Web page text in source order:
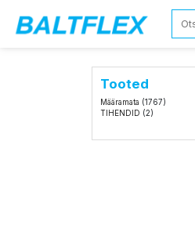
Tooted
Määramata (1767)
TIHENDID (2)